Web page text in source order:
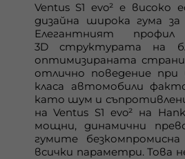
Ventus S1 evo² е високо
дизайна широка гума
Елегантният
3D структурата на
оптимизираната
отлично поведение
класа автомобили
като шум и
на Ventus S1 evo² на
мощни, динамични
гумите
всички параметри. Това